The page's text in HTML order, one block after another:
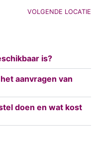
VOLGENDE LOCATIE
is?
aanvragen van
doen en wat kost